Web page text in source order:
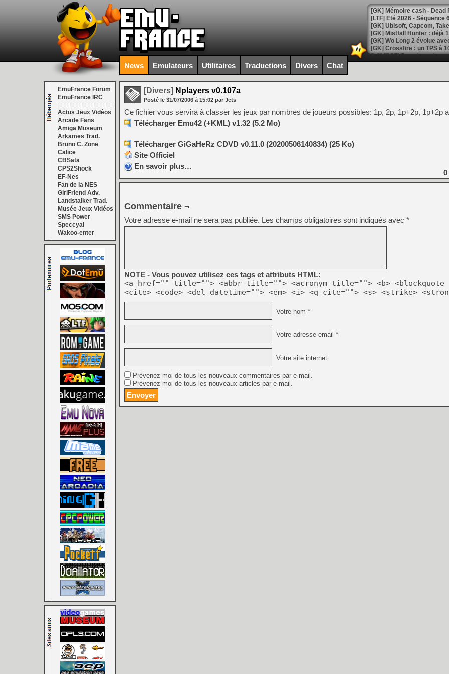
[LTF] Eté 2026 - Séquence
[GK] Mistfall Hunter : déjà
[GK] Wo Long 2 évolue
[GK] Crossfire : un TPS à
[LS] [PS5] Premiers
[Mo5] DOOM arrive en
[GK] Bethesda fête les 30
[GK] Roblox : l'action en
[GK] Agenda - GeForce
[LS] [PS5] ps5-y2jb-
[GK] Pourquoi Marvel
[GK] Test : Restory : Chill
[GK] GTA 6 : Rockstar
[GK] Hot Wheels Infinite
[GK] Mémoire cash -
[GK] Résultats Nintendo :
[GK] Déjà des
[Mo5] Brickboy cherche à
[GK] Minecraft et ses «
[GK] Beast of
[GK] Ubisoft : fin de partie
[GK] Mémoire cash -
[GK] Dan Houser (GTA)
[GK] Comment EA Sports
[GK] Crimson Moon : un
[GK] Isle of Reveries : le
[GK] Moonlighter 2 : The
[GK] Capcom relance
[GK] Guillermo del Toro
News Emulateurs Utilitaires Traductions Divers Chat
EmuFrance Forum
EmuFrance IRC
===================
Actus Jeux Vidéos
Arcade Fans
Amiga Museum
Arkames Trad.
Bruno C. Zone
Calice
CBSata
CPS2Shock
EF-Nes
Fan de la NES
GirlFriend Adv.
Landstalker Trad.
Musée Jeux Vidéos
SMS Power
Speccyal
Wakoo-enter
[Divers] Nplayers v0.107a
Posté le 31/07/2006 à 15:02 par Jets
Ce fichier vous servira à classer les jeux par nombres de joueurs possibles: 1p, 2p, 1p+2p, 1p+2p
Télécharger Emu42 (+KML) v1.32 (5.2 Mo)
Télécharger GiGaHeRz CDVD v0.11.0 (20200506140834) (25 Ko)
Site Officiel
En savoir plus…
0
Commentaire ¬
Votre adresse e-mail ne sera pas publiée. Les champs obligatoires sont indiqués avec *
NOTE - Vous pouvez utilisez ces tags et attributs HTML:
<a href="" title=""> <abbr title=""> <acronym title=""> <b> <blockquote
<cite> <code> <del datetime=""> <em> <i> <q cite=""> <s> <strike>
Votre nom *
Votre adresse email *
Votre site internet
Prévenez-moi de tous les nouveaux commentaires par e-mail.
Prévenez-moi de tous les nouveaux articles par e-mail.